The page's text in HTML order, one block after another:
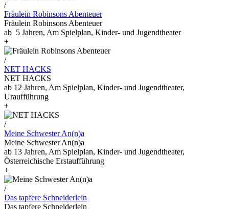
/
Fräulein Robinsons Abenteuer
Fräulein Robinsons Abenteuer
ab 5 Jahren, Am Spielplan, Kinder- und Jugendtheater
+
/
NET HACKS
NET HACKS
ab 12 Jahren, Am Spielplan, Kinder- und Jugendtheater,
Uraufführung
+
/
Meine Schwester An(n)a
Meine Schwester An(n)a
ab 13 Jahren, Am Spielplan, Kinder- und Jugendtheater,
Österreichische Erstaufführung
+
/
Das tapfere Schneiderlein
Das tapfere Schneiderlein